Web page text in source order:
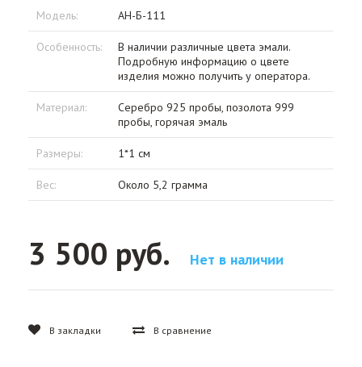
Модель: АН-Б-111
Особенность:
В наличии различные цвета эмали.
Подробную информацию о цвете
изделия можно получить у оператора.
Материал:
Серебро 925 пробы, позолота 999
пробы, горячая эмаль
Размеры: 1*1 см
Вес: Около 5,2 грамма
3 500 руб. Нет в наличии
В закладки В сравнение